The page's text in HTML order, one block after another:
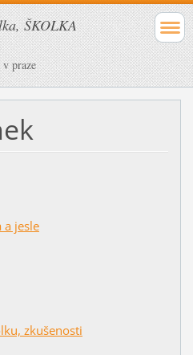
ŠKOLKA
praze
a jesle
zkušenosti